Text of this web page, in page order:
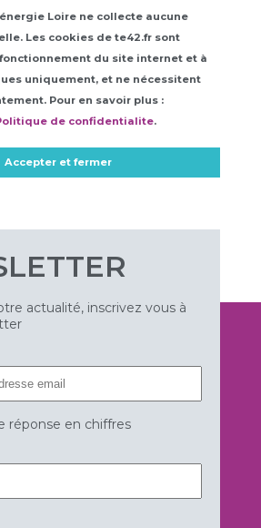
actualité, inscrivez vous à
réponse en chiffres